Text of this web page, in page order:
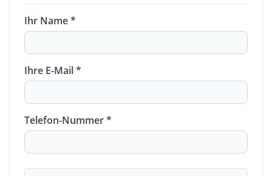
Ihr Name *
Ihre E-Mail *
Telefon-Nummer *